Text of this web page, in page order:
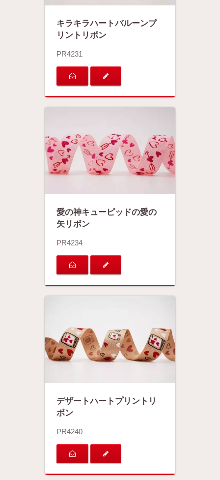
キラキラハートバルーンプ
リントリボン
PR4231
愛の神キューピッドの愛の
矢リボン
PR4234
デザートハートプリントリ
ボン
PR4240